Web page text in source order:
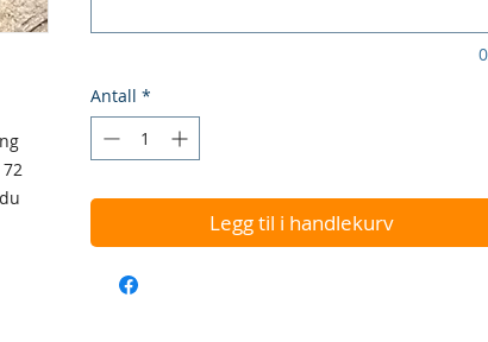
Antall *
Legg til i handlekurv